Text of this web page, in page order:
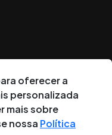
Ltda ® - Todos os
oferecer a
personalizada
mais sobre
nossa Política